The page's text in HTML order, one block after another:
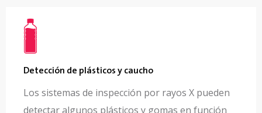
Detección de plásticos y caucho
Los sistemas de inspección por rayos X pueden
detectar algunos plásticos y gomas en función